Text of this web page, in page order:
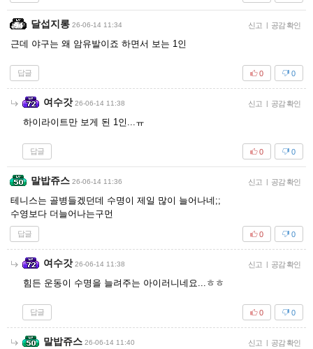
달섭지롱 26-06-14 11:34 신고 | 공감 확인
근데 야구는 왜 암유발이죠 하면서 보는 1인
답글 0
0
여수갓 26-06-14 11:38 신고 | 공감 확인
하이라이트만 보게 된 1인...ㅠ
답글 0
0
말밥쥬스 26-06-14 11:36 신고 | 공감 확인
테니스는 골병들겠던데 수명이 제일 많이 늘어나네;;
수영보다 더늘어나는구먼
답글 0
0
여수갓 26-06-14 11:38 신고 | 공감 확인
힘든 운동이 수명을 늘려주는 아이러니네요...ㅎㅎ
답글 0
0
말밥쥬스 26-06-14 11:40 신고 | 공감 확인